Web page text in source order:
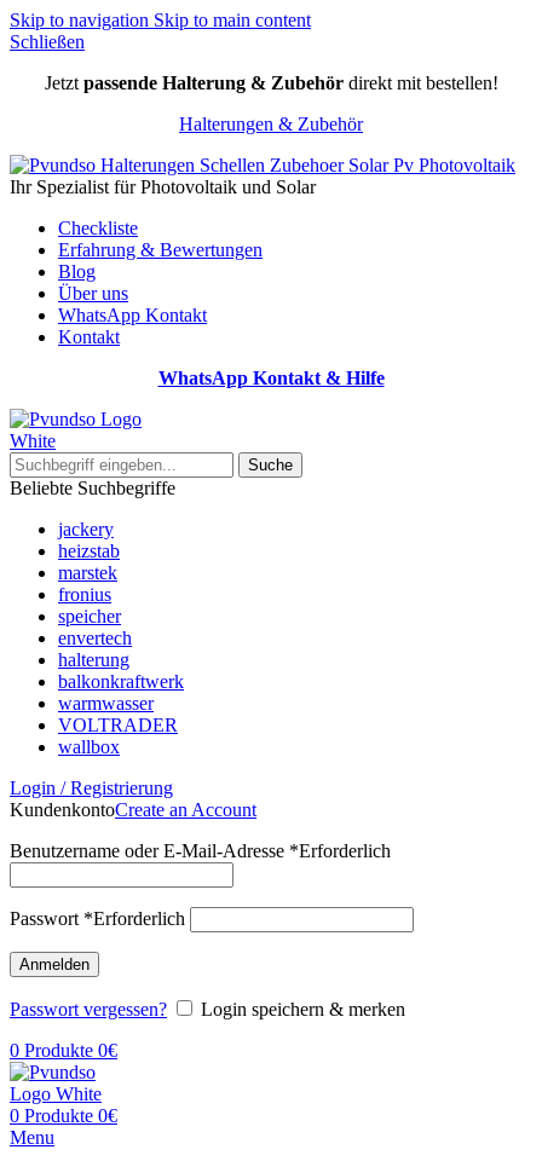
Skip to navigation Skip to main content
Schließen
Jetzt passende Halterung & Zubehördirekt mit bestellen!
Halterungen & Zubehör
Ihr Spezialist für Photovoltaik und Solar
Checkliste
Erfahrung & Bewertungen
Blog
Über uns
WhatsApp Kontakt
Kontakt
WhatsApp Kontakt & Hilfe
Suche
Beliebte Suchbegriffe
jackery
heizstab
marstek
fronius
speicher
envertech
halterung
balkonkraftwerk
warmwasser
VOLTRADER
wallbox
Login / Registrierung
KundenkontoCreate an Account
Benutzername oder E-Mail-Adresse *Erforderlich
Passwort *Erforderlich
Anmelden
Passwort vergessen?
Login speichern & merken
0 Produkte 0€
0 Produkte 0€
Menu